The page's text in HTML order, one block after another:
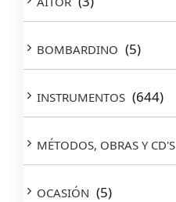
BOMBARDINO (5)
INSTRUMENTOS (644)
MÉTODOS, OBRAS Y CD'S
OCASIÓN (5)